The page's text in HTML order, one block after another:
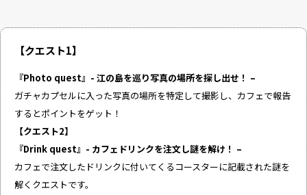
【クエスト1】
『Photo quest』- 江の島を巡り写真の場所を探し出せ！ –
ガチャカプセルに入った写真の場所を特定して撮影し、カフェで報告
するとポイントをゲット！
【クエスト2】
『Drink quest』- カフェドリンクを注文し謎を解け！ –
カフェで注文したドリンクに付いてくるコースターに記載された謎を
解くクエストです。